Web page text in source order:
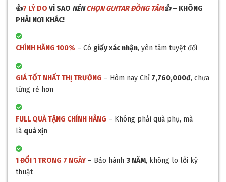
👍7 LÝ DO VÌ SAO NÊNCHỌN GUITAR ĐỒNG TÂM👍– KHÔNG
PHẢI NƠI KHÁC!
CHÍNH HÃNG 100% – Có giấy xác nhận, yên tâm tuyệt đối
GIÁ TỐT NHẤT THỊ TRƯỜNG – Hôm nay Chỉ 7,760,000đ, chưa
từng rẻ hơn
FULL QUÀ TẶNG CHÍNH HÃNG – Không phải quà phụ, mà
là quà xịn
1 ĐỔI 1 TRONG 7 NGÀY– Bảo hành 3 NĂM, không lo lỗi kỹ
thuật